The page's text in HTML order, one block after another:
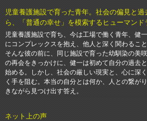
児童養護施設で育った青年。社会の偏見と
ら、「普通の幸せ」を模索するヒューマンド
児童養護施設で育ち、今は工場で働く青年、健
にコンプレックスを抱え、他人と深く関わるこ
そんな彼の前に、同じ施設で育った幼馴染の美
の再会をきっかけに、健一は初めて自分の過去
始める。しかし、社会の厳しい現実と、心に深
く手を阻む。本当の自分とは何か、人との繋が
きながら見つけ出す答え。
ネット上の声